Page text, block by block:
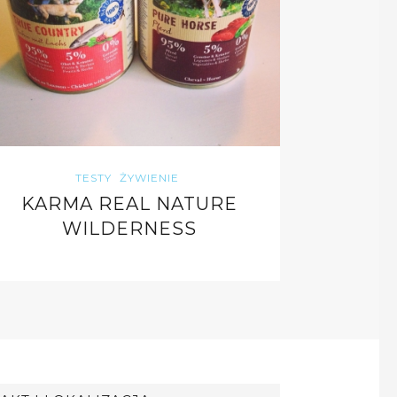
TESTY ŻYWIENIE
KARMA REAL NATURE
WILDERNESS